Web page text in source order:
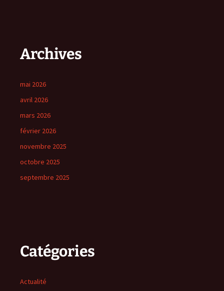
Archives
mai 2026
avril 2026
mars 2026
février 2026
novembre 2025
octobre 2025
septembre 2025
Catégories
Actualité